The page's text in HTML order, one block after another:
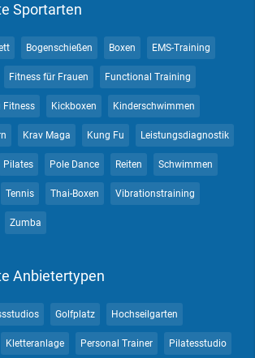
Sportarten
Bogenschießen Boxen EMS-Training
Fitness für Frauen Functional Training
Kickboxen Kinderschwimmen
Krav Maga Kung Fu Leistungsdiagnostik
Pilates Pole Dance Reiten Schwimmen
Tennis Thai-Boxen Vibrationstraining
Zumba
Anbietertypen
Golfplatz Hochseilgarten
Kletteranlage Personal Trainer Pilatesstudio